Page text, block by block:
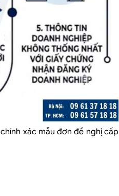
xác mẫu đơn đề nghị cấp